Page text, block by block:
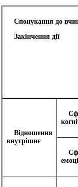
Спонукання до
Закінчення дії
Відношення
внутрішнє